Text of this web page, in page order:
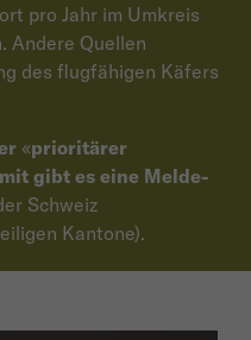
pro Jahr im Umkreis
Andere Quellen
des flugfähigen Käfers
«prioritärer
gibt es eine Melde-
Schweiz
Kantone).